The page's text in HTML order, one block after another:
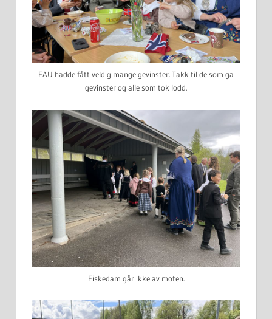
FAU hadde fått veldig mange gevinster. Takk til de som ga
gevinster og alle som tok lodd.
Fiskedam går ikke av moten.